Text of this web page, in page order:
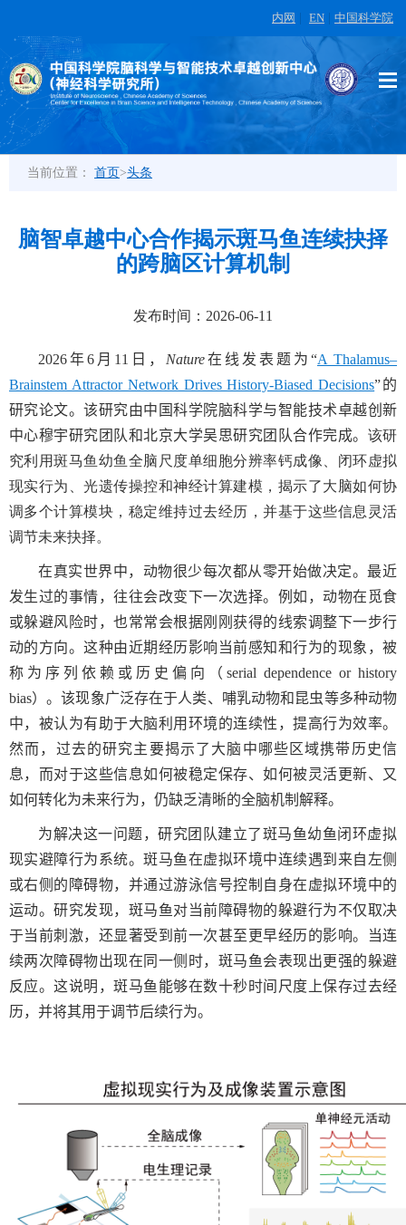
内网 EN 中国科学院
当前位置： 首页>头条
脑智卓越中心合作揭示斑马鱼连续抉择
的跨脑区计算机制
发布时间：2026-06-11
2026年6 月 11 日， Nature在线发表题为“A Thalamus–
Brainstem Attractor Network Drives History-Biased Decisions”的
研究论文。该研究由中国科学院脑科学与智能技术卓越创新
中心穆宇研究团队和北京大学吴思研究团队合作完成。 该研
究利用斑马鱼幼鱼全脑尺度单细胞分辨率钙成像、闭环虚拟
现实行为、光遗传操控和神经计算建模，揭示了大脑如何协
调多个计算模块，稳定维持过去经历，并基于这些信息灵活
调节未来抉择。
在真实世界中，动物很少每次都从零开始做决定。最近
发生过的事情，往往会改变下一次选择。例如，动物在觅食
或躲避风险时，也常常会根据刚刚获得的线索调整下一步行
动的方向。这种由近期经历影响当前感知和行为的现象，被
称为序列依赖或历史偏向（ serial dependence or history
bias）。该现象广泛存在于人类、哺乳动物和昆虫等多种动物
中，被认为有助于大脑利用环境的连续性，提高行为效率。
然而，过去的研究主要揭示了大脑中哪些区域携带历史信
息，而对于这些信息如何被稳定保存、如何被灵活更新、又
如何转化为未来行为，仍缺乏清晰的全脑机制解释。
为解决这一问题，研究团队建立了斑马鱼幼鱼闭环虚拟
现实避障行为系统。斑马鱼在虚拟环境中连续遇到来自左侧
或右侧的障碍物，并通过游泳信号控制自身在虚拟环境中的
运动。研究发现，斑马鱼对当前障碍物的躲避行为不仅取决
于当前刺激，还显著受到前一次甚至更早经历的影响。当连
续两次障碍物出现在同一侧时，斑马鱼会表现出更强的躲避
反应。这说明，斑马鱼能够在数十秒时间尺度上保存过去经
历，并将其用于调节后续行为。